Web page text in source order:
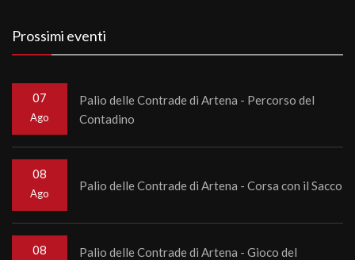
Prossimi eventi
07
Ago
Palio delle Contrade di Artena - Percorso del
Contadino
08
Ago
Palio delle Contrade di Artena - Corsa con il Sacco
08
Palio delle Contrade di Artena - Gioco del